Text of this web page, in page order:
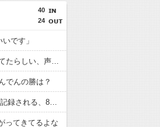
40
24
です」
eダンバイン3の稼働貢献が7週で終了してたらしい、声デカかった信者達はとっくにパチンコ止めてんのかな？
でんの勝は？
宮城のファンキージャグラーでBIG71回記録される、8時開店にしてもバケモノ
ってきてるよな